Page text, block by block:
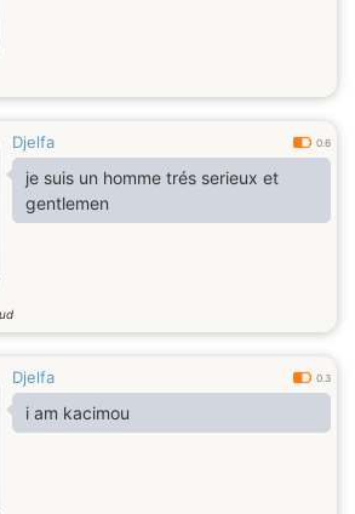
Djelfa 0.6
je suis un homme trés serieux et
gentlemen
Djelfa 0.3
i am kacimou